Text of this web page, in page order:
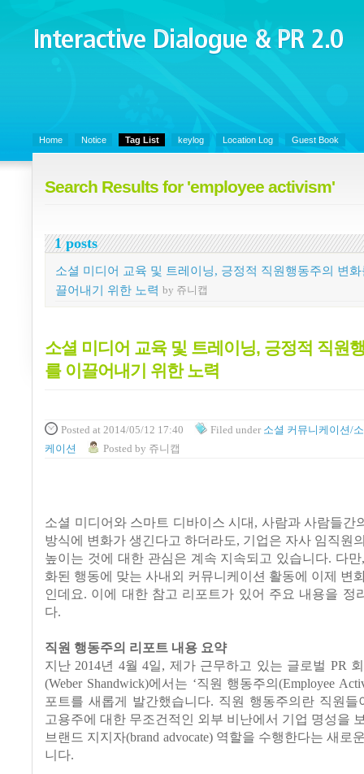
Interactive Dialogue &
PR 2.0
Home Notice Tag List keylog Location Log Guest Book
Search Results for 'employee activism'
1 posts
소셜 미디어 교육 및 트레이닝, 긍정적 직원행동주의 변
끌어내기 위한 노력 by 쥬니캡
소셜 미디어 교육 및 트레이닝, 긍정적 직원
를 이끌어내기 위한 노력
Posted at 2014/05/12 17:40 Filed under 소셜 커뮤니케이션/
케이션
Posted by 쥬니캡
소셜 미디어와 스마트 디바이스 시대, 사람과 사람들간
방식에 변화가 생긴다고 하더라도, 기업은 자사 임직원
높이는 것에 대한 관심은 계속 지속되고 있습니다. 다
화된 행동에 맞는 사내외 커뮤니케이션 활동에 이제 변
인데요. 이에 대한 참고 리포트가 있어 주요 내용을 정
다.
직원 행동주의 리포트 내용 요약
지난 2014년 4월 4일, 제가 근무하고 있는 글로벌 PR
(Weber Shandwick)에서는 ‘직원 행동주의(Employee
포트를 새롭게 발간했습니다. 직원 행동주의란 직원
고용주에 대한 무조건적인 외부 비난에서 기업 명성을
브랜드 지지자(brand advocate) 역할을 수행한다는 새로
니다.